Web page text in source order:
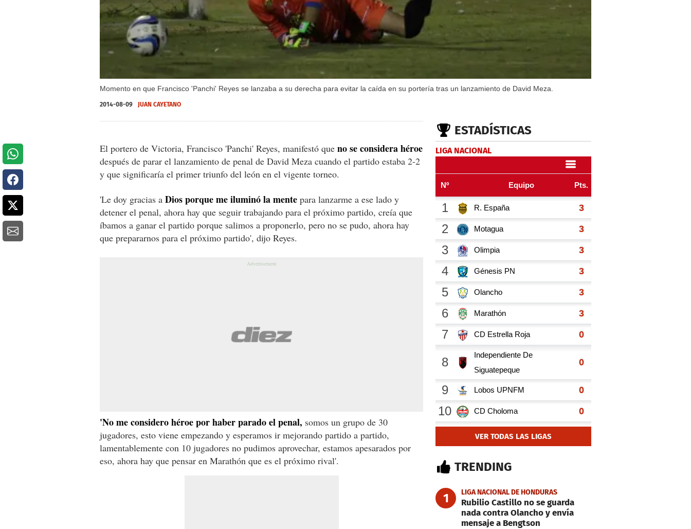
Momento en que Francisco 'Panchi' Reyes se lanzaba a su derecha para evitar la caída en su portería tras un lanzamiento de David Meza.
2014-08-09 JUAN CAYETANO
El portero de Victoria, Francisco 'Panchi' Reyes, manifestó que no se considera héroe
después de parar el lanzamiento de penal de David Meza cuando el partido estaba 2-2
y que significaría el primer triunfo del león en el vigente torneo.
'Le doy gracias a Dios porque me iluminó la mente para lanzarme a ese lado y
detener el penal, ahora hay que seguir trabajando para el próximo partido, creía que
íbamos a ganar el partido porque salimos a proponerlo, pero no se pudo, ahora hay
que prepararnos para el próximo partido', dijo Reyes.
'No me considero héroe por haber parado el penal, somos un grupo de 30
jugadores, esto viene empezando y esperamos ir mejorando partido a partido,
lamentablemente con 10 jugadores no pudimos aprovechar, estamos apesarados por
eso, ahora hay que pensar en Marathón que es el próximo rival'.
ESTADÍSTICAS
LIGA NACIONAL
VER TODAS LAS LIGAS
TRENDING
1 LIGA NACIONAL DE HONDURAS
Rubilio Castillo no se guarda
nada contra Olancho y envía
mensaje a Bengtson